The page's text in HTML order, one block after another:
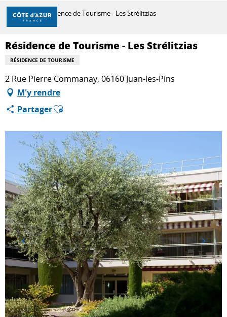
Aller
contenu
principal
DÉCOUVRIR
À FAIRE
SÉJOURNER
Accueil Résidence de Tourisme - Les Strélitzias
Résidence de Tourisme - Les Strélitzias
RÉSIDENCE DE TOURISME
2 Rue Pierre Commanay, 06160 Juan-les-Pins
M'y rendre
PartagerAjouter aux favoris